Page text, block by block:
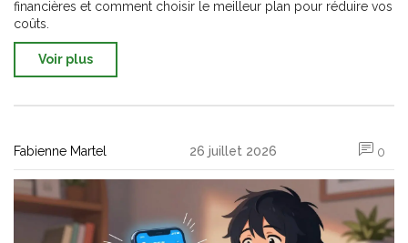
financières et comment choisir le meilleur plan pour réduire vos
coûts.
Voir plus
Fabienne Martel 26 juillet 2026 0